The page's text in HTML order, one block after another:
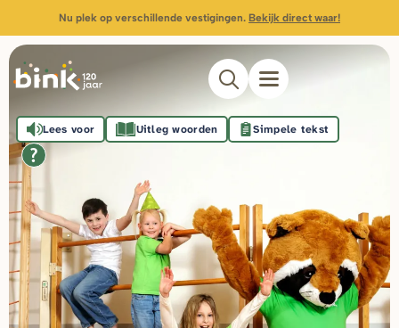
Nu plek op verschillende vestigingen. Bekijk direct waar!
Lees voor Uitleg woorden Simpele tekst